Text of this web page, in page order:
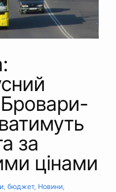
за
цінами
, бюджет, Новини,